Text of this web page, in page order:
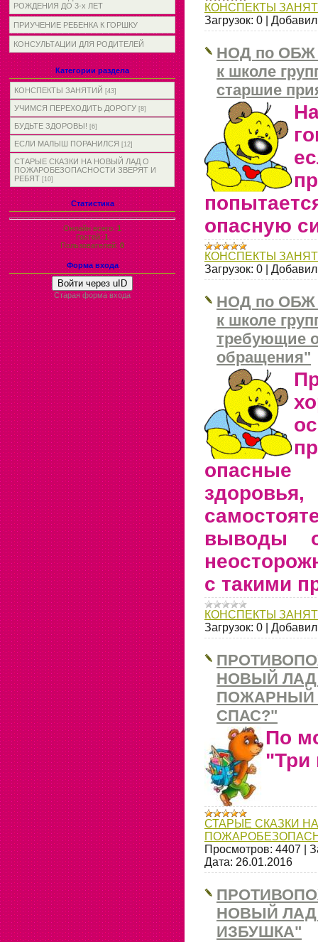
РОЖДЕНИЯ ДО 3-х ЛЕТ
ПРИУЧЕНИЕ РЕБЕНКА К ГОРШКУ
КОНСУЛЬТАЦИИ ДЛЯ РОДИТЕЛЕЙ
Категории раздела
КОНСПЕКТЫ ЗАНЯТИЙ [43]
УЧИМСЯ ПЕРЕХОДИТЬ ДОРОГУ [8]
БУДЬТЕ ЗДОРОВЫ! [6]
ЕСЛИ МАЛЫШ ПОРАНИЛСЯ [12]
СТАРЫЕ СКАЗКИ НА НОВЫЙ ЛАД О
ПОЖАРОБЕЗОПАСНОСТИ ЗВЕРЯТ И
РЕБЯТ [10]
Статистика
Онлайн всего:1
Гостей:1
Пользователей:0
Форма входа
Войти через uID
Старая форма входа
КОНСПЕКТЫ
Загрузок: 0
НОД по ОБЖ
к школе
старшие
опасную
КОНСПЕКТЫ
Загрузок: 0
НОД по ОБЖ
к школе
требующие
обращения"
выводы о
с такими
КОНСПЕКТЫ
Загрузок: 0
НОВЫЙ ЛАД
ПОЖАРНЫЙ
СПАС?"
По
"Три
СТАРЫЕ СКАЗКИ
Просмотров: 4407
Дата: 26.01.2016
НОВЫЙ
ИЗБУШКА"